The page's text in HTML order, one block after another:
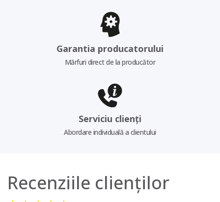
Garantia producatorului
Mărfuri direct de la producător
Serviciu clienți
Abordare individuală a clientului
Recenziile clienților